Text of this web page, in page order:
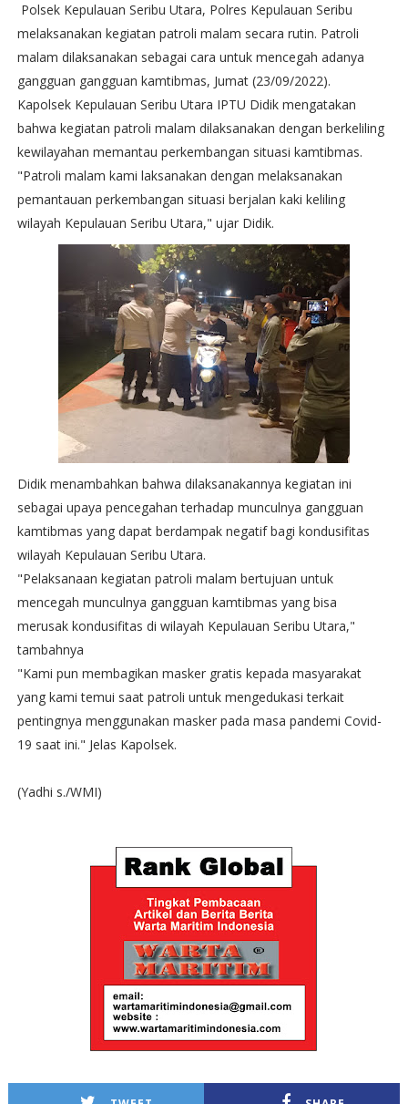
Polsek Kepulauan Seribu Utara, Polres Kepulauan Seribu
melaksanakan kegiatan patroli malam secara rutin. Patroli
malam dilaksanakan sebagai cara untuk mencegah adanya
gangguan gangguan kamtibmas, Jumat (23/09/2022).
Kapolsek Kepulauan Seribu Utara IPTU Didik mengatakan
bahwa kegiatan patroli malam dilaksanakan dengan berkeliling
kewilayahan memantau perkembangan situasi kamtibmas.
"Patroli malam kami laksanakan dengan melaksanakan
pemantauan perkembangan situasi berjalan kaki keliling
wilayah Kepulauan Seribu Utara," ujar Didik.
Didik menambahkan bahwa dilaksanakannya kegiatan ini
sebagai upaya pencegahan terhadap munculnya gangguan
kamtibmas yang dapat berdampak negatif bagi kondusifitas
wilayah Kepulauan Seribu Utara.
"Pelaksanaan kegiatan patroli malam bertujuan untuk
mencegah munculnya gangguan kamtibmas yang bisa
merusak kondusifitas di wilayah Kepulauan Seribu Utara,"
tambahnya
"Kami pun membagikan masker gratis kepada masyarakat
yang kami temui saat patroli untuk mengedukasi terkait
pentingnya menggunakan masker pada masa pandemi Covid-
19 saat ini." Jelas Kapolsek.
(Yadhi s./WMI)